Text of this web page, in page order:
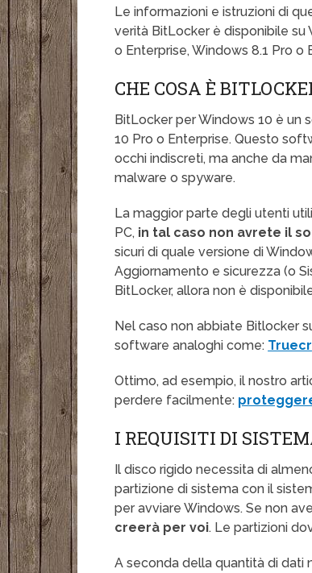
Le informazioni e istruzioni di
verità BitLocker è disponibile su
o Enterprise, Windows 8.1 Pro o
CHE COSA È
BitLocker per Windows 10 è un
10 Pro o Enterprise. Questo
occhi indiscreti, ma anche da
malware o spyware.
La maggior parte degli utenti
PC, in tal caso non avrete il
sicuri di quale versione di
Aggiornamento e sicurezza (o
BitLocker, allora non è
Nel caso non abbiate Bitlocker
software analoghi come:
Ottimo, ad esempio, il nostro
perdere facilmente:
I REQUISITI DI
Il disco rigido necessita di
partizione di sistema con il
per avviare Windows. Se non
creerà per voi. Le partizioni
A seconda della quantità di dati